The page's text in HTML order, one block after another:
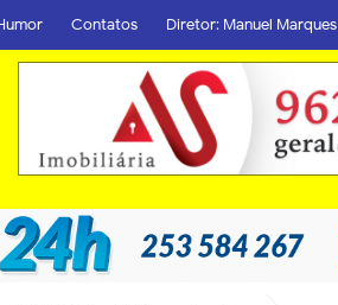
Contatos Diretor: Manuel Marques